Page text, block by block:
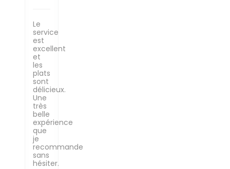
Le
service
est
excellent
et
les
plats
sont
délicieux.
Une
très
belle
expérience
que
je
recommande
sans
hésiter.